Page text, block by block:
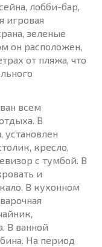
лобби-бар,
игровая
зеленые
он расположен,
от пляжа, что
всем
В
установлен
кресло,
с тумбой. В
и
В кухонном
В ванной
На период